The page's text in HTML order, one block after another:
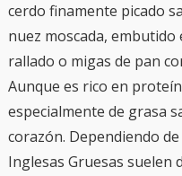
cerdo finamente picado
nuez moscada,
rallado o migas de pan
Aunque es rico en
especialmente de grasa
corazón. Dependiendo
Inglesas Gruesas suelen